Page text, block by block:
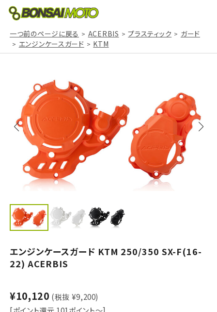
一つ前のページに戻る ACERBIS プラスティック
ガード
エンジンケースガード
KTM
エンジンケースガード KTM 250/350 SX-F(16-
22) ACERBIS
¥10,120 (税抜 ¥9,200)
[ポイント還元 101ポイント～]